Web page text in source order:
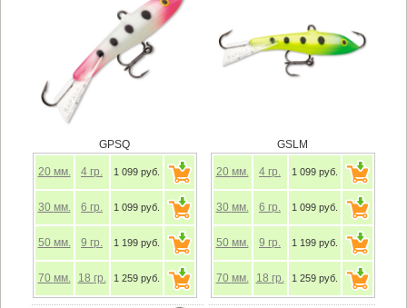
GPSQ
20 мм. 4 гр. 1 099 руб.
30 мм. 6 гр. 1 099 руб.
50 мм. 9 гр. 1 199 руб.
70 мм. 18 гр. 1 259 руб.
GSLM
20 мм. 4 гр. 1 099 руб.
30 мм. 6 гр. 1 099 руб.
50 мм. 9 гр. 1 199 руб.
70 мм. 18 гр. 1 259 руб.